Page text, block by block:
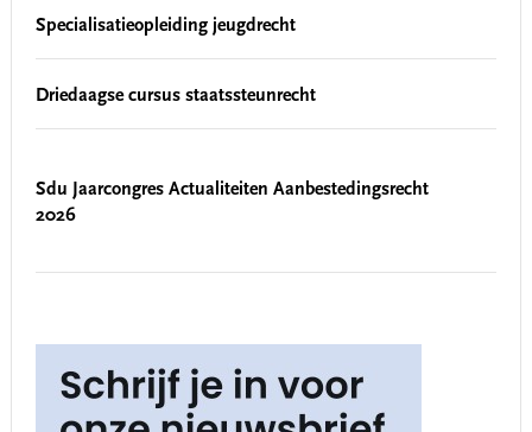
Specialisatieopleiding jeugdrecht
Driedaagse cursus staatssteunrecht
Sdu Jaarcongres Actualiteiten Aanbestedingsrecht
2026